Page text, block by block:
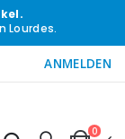
Lourdes.
ANMELDEN
0